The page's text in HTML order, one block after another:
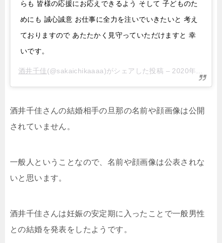
らも 皆様の応援にお応えできるよう そして 子どものた
めにも 誠心誠意 お仕事に全力を注いでいきたいと 考え
ておりますので あたたかく見守っていただけますと 幸
いです。
酒井千佳(@sakaichikaaaa)がシェアした投稿 – 2020年 1月月23日午前2時12分PST
酒井千佳さんの結婚相手の旦那の名前や顔画像は公開
されていません。
一般人ということなので、名前や顔画像は公表されな
いと思います。
酒井千佳さんは妊娠の安定期に入ったことで一般男性
との結婚を発表をしたようです。